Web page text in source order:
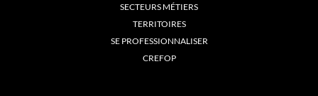
SECTEURS MÉTIERS
TERRITOIRES
SE PROFESSIONNALISER
CREFOP